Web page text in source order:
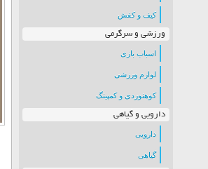
کیف و کفش
ورزشی و سرگرمی
اسباب بازی
لوازم ورزشی
کوهنوردی و کمپینگ
دارویی و گیاهی
دارویی
گیاهی